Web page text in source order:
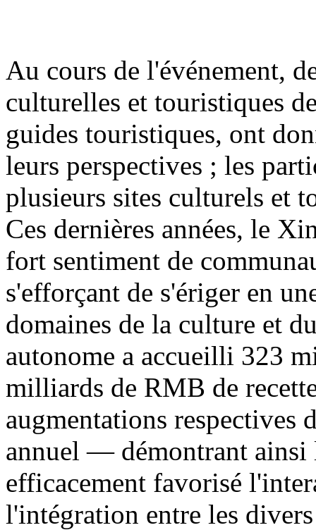
Au cours de l'événement,
culturelles et touristiques
guides touristiques, ont
leurs perspectives ; les
plusieurs sites culturels et
Ces dernières années, le
fort sentiment de
s'efforçant de s'ériger en
domaines de la culture et
autonome a accueilli 323
milliards de RMB de
augmentations respectives
annuel — démontrant ainsi
efficacement favorisé
l'intégration entre les